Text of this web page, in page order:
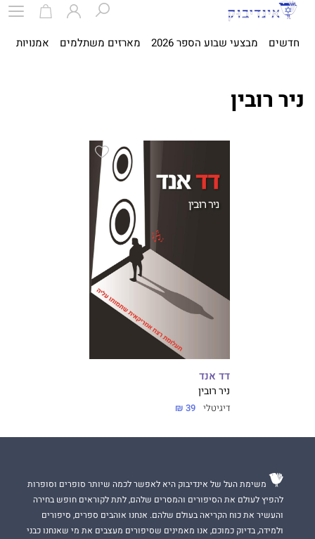
חדשים מבצעי שבוע הספר 2026 מארזים משתלמים אמנויות
ניר רובין
דד אנד
ניר רובין
דיגיטלי 39 ₪
משימת העל של אינדיבוק היא לאפשר לכמה שיותר סופרים וסופרות
להפיץ לעולם את הסיפורים והמסרים שלהם, לתת לקוראים חופש בחירה
והעשיר את כוח הקריאה בעולם שלהם. אנחנו אוהבים ספרים, סיפורים
ולמידה, בדיוק כמוכם, אנו מאמינים שסיפורים מעצבים את מי שאנחנו כבני